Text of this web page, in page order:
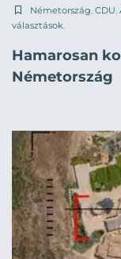
Németország CDU
választások
Hamarosan
Németország